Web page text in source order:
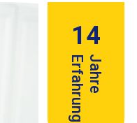
14
Jahre
Erfahrung